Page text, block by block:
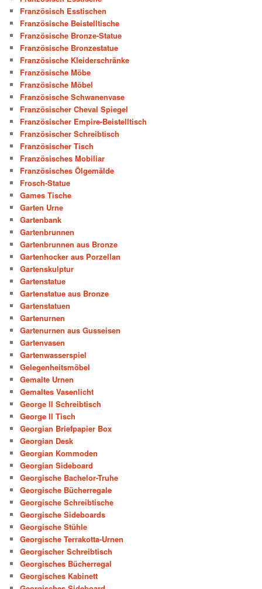
Französisch Esstischen
Französische Beistelltische
Französische Bronze-Statue
Französische Bronzestatue
Französische Kleiderschränke
Französische Möbe
Französische Möbel
Französische Schwanenvase
Französischer Cheval Spiegel
Französischer Empire-Beistelltisch
Französischer Schreibtisch
Französischer Tisch
Französisches Mobiliar
Französisches Ölgemälde
Frosch-Statue
Games Tische
Garten Urne
Gartenbank
Gartenbrunnen
Gartenbrunnen aus Bronze
Gartenhocker aus Porzellan
Gartenskulptur
Gartenstatue
Gartenstatue aus Bronze
Gartenstatuen
Gartenurnen
Gartenurnen aus Gusseisen
Gartenvasen
Gartenwasserspiel
Gelegenheitsmöbel
Gemalte Urnen
Gemaltes Vasenlicht
George II Schreibtisch
George II Tisch
Georgian Briefpapier Box
Georgian Desk
Georgian Kommoden
Georgian Sideboard
Georgische Bachelor-Truhe
Georgische Bücherregale
Georgische Schreibtische
Georgische Sideboards
Georgische Stühle
Georgische Terrakotta-Urnen
Georgischer Schreibtisch
Georgisches Bücherregal
Georgisches Kabinett